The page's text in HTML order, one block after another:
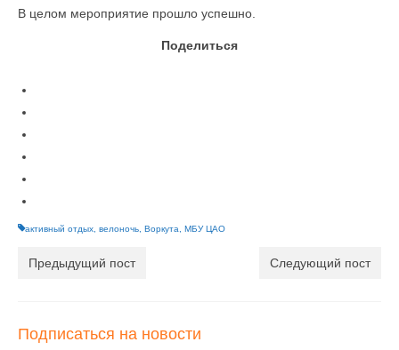
В целом мероприятие прошло успешно.
Поделиться
активный отдых велоночь Воркута МБУ ЦАО
Предыдущий пост Следующий пост
Подписаться на новости